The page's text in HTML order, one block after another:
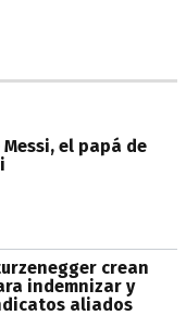
el papá de
crean
indemnizar y
aliados